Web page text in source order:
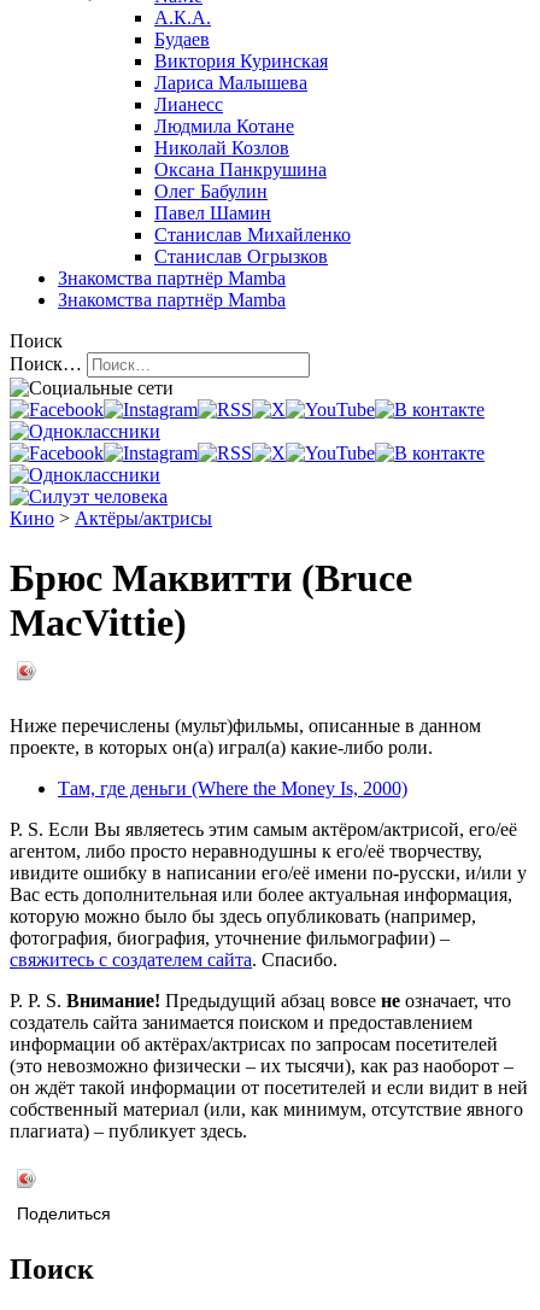
А.К.А.
Будаев
Виктория Куринская
Лариса Малышева
Лианесс
Людмила Котане
Николай Козлов
Оксана Панкрушина
Олег Бабулин
Павел Шамин
Станислав Михайленко
Станислав Огрызков
Знакомства партнёр Mamba
Знакомства партнёр Mamba
Поиск
Поиск…
Кино > Актёры/актрисы
Брюс Маквитти (Bruce
MacVittie)
Ниже перечислены (мульт)фильмы, описанные в данном
проекте, в которых он(а) играл(а) какие-либо роли.
Там, где деньги (Where the Money Is, 2000)
P. S. Если Вы являетесь этим самым актёром/актрисой, его/её
агентом, либо просто неравнодушны к его/её творчеству,
ивидите ошибку в написании его/её имени по-русски, и/или у
Вас есть дополнительная или более актуальная информация,
которую можно было бы здесь опубликовать (например,
фотография, биография, уточнение фильмографии) –
свяжитесь с создателем сайта. Спасибо.
P. P. S. Внимание! Предыдущий абзац вовсе не означает, что
создатель сайта занимается поиском и предоставлением
информации об актёрах/актрисах по запросам посетителей
(это невозможно физически – их тысячи), как раз наоборот –
он ждёт такой информации от посетителей и если видит в ней
собственный материал (или, как минимум, отсутствие явного
плагиата) – публикует здесь.
Поделиться
Поиск